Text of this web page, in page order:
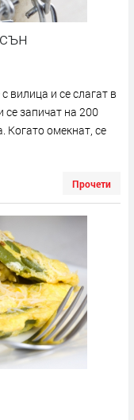
вилица и се слагат в
запичат на 200
Когато омекнат, се
Прочети